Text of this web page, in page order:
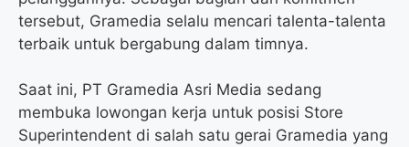
tersebut, Gramedia selalu mencari talenta-talenta
terbaik untuk bergabung dalam timnya.
Saat ini, PT Gramedia Asri Media sedang
membuka lowongan kerja untuk posisi Store
Superintendent di salah satu gerai Gramedia yang